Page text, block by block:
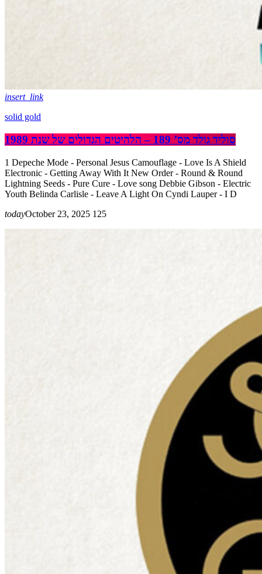
insert_link
solid gold
סוליד גולד מס’ 189 – הלהיטים הגדולים של שנת 1989
1 Depeche Mode - Personal Jesus Camouflage - Love Is A Shield
Electronic - Getting Away With It New Order - Round & Round
Lightning Seeds - Pure Cure - Love song Debbie Gibson - Electric
Youth Belinda Carlisle - Leave A Light On Cyndi Lauper - I D
todayOctober 23, 2025 125